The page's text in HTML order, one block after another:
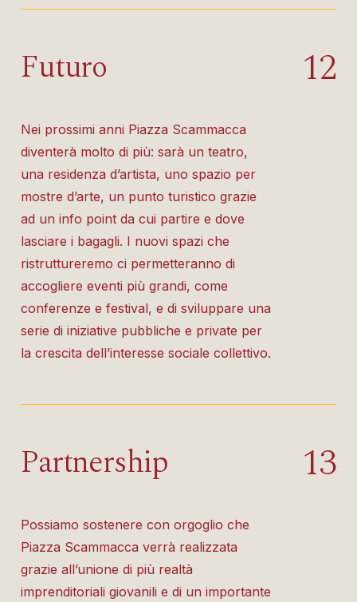
Futuro
Nei prossimi anni Piazza Scammacca
diventerà molto di più: sarà un teatro,
una residenza d’artista, uno spazio per
mostre d’arte, un punto turistico grazie
ad un info point da cui partire e dove
lasciare i bagagli. I nuovi spazi che
ristruttureremo ci permetteranno di
accogliere eventi più grandi, come
conferenze e festival, e di sviluppare una
serie di iniziative pubbliche e private per
la crescita dell’interesse sociale collettivo.
12
Partnership
Possiamo sostenere con orgoglio che
Piazza Scammacca verrà realizzata
grazie all’unione di più realtà
imprenditoriali giovanili e di un importante
13